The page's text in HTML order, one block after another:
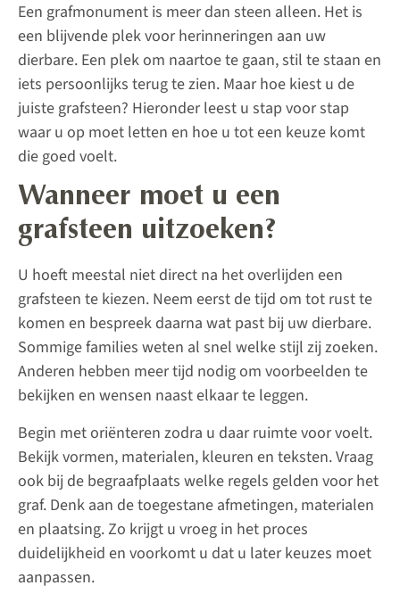
Een grafmonument is meer dan steen alleen. Het is
een blijvende plek voor herinneringen aan uw
dierbare. Een plek om naartoe te gaan, stil te staan en
iets persoonlijks terug te zien. Maar hoe kiest u de
juiste grafsteen? Hieronder leest u stap voor stap
waar u op moet letten en hoe u tot een keuze komt
die goed voelt.
Wanneer moet u een
grafsteen uitzoeken?
U hoeft meestal niet direct na het overlijden een
grafsteen te kiezen. Neem eerst de tijd om tot rust te
komen en bespreek daarna wat past bij uw dierbare.
Sommige families weten al snel welke stijl zij zoeken.
Anderen hebben meer tijd nodig om voorbeelden te
bekijken en wensen naast elkaar te leggen.
Begin met oriënteren zodra u daar ruimte voor voelt.
Bekijk vormen, materialen, kleuren en teksten. Vraag
ook bij de begraafplaats welke regels gelden voor het
graf. Denk aan de toegestane afmetingen, materialen
en plaatsing. Zo krijgt u vroeg in het proces
duidelijkheid en voorkomt u dat u later keuzes moet
aanpassen.